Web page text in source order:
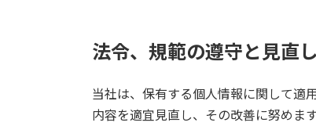
法令、規範の遵守と見直し
当社は、保有する個人情報に関して適
内容を適宜見直し、その改善に努めます